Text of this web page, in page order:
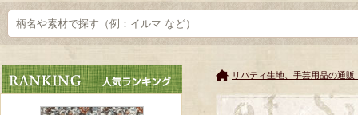
リバティ生地、手芸用品の通